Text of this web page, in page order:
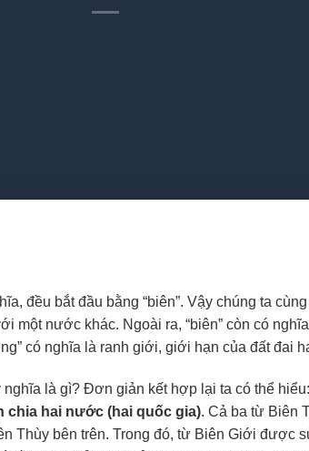
đều bắt đầu bằng “biên”. Vậy chúng ta
một nước khác. Ngoài ra, “biên” còn có
có nghĩa là ranh giới, giới hạn của đất đai
nghĩa là gì? Đơn giản kết hợp lại ta có thể hiểu:
chia hai nước (hai quốc gia). Cả ba từ Biên
Thùy bên trên. Trong đó, từ Biên Giới được